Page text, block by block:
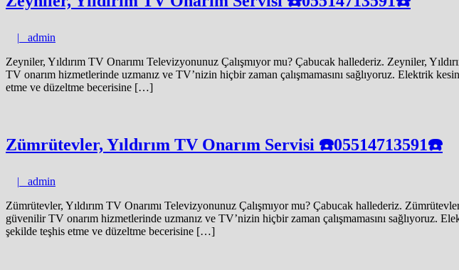
| admin
Zeyniler, Yıldırım TV Onarımı Televizyonunuz Çalışmıyor mu? Çabucak hallederiz. Zeyniler,
TV onarım hizmetlerinde uzmanız ve TV’nizin hiçbir zaman çalışmamasını sağlıyoruz. Elektrik
etme ve düzeltme becerisine […]
Zümrütevler, Yıldırım TV Onarım Servisi ☎️05514713591☎️
| admin
Zümrütevler, Yıldırım TV Onarımı Televizyonunuz Çalışmıyor mu? Çabucak hallederiz.
güvenilir TV onarım hizmetlerinde uzmanız ve TV’nizin hiçbir zaman çalışmamasını sağlıyoruz.
şekilde teşhis etme ve düzeltme becerisine […]